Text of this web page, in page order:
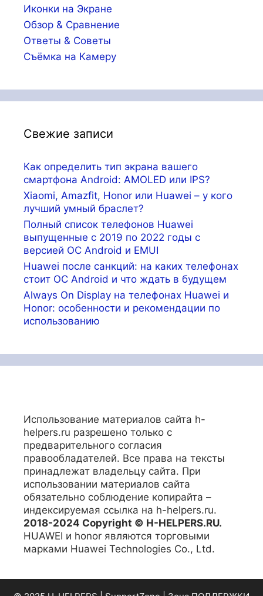
Иконки на Экране
Обзор & Сравнение
Ответы & Советы
Съёмка на Камеру
Свежие записи
Как определить тип экрана вашего
смартфона Android: AMOLED или IPS?
Xiaomi, Amazfit, Honor или Huawei – у кого
лучший умный браслет?
Полный список телефонов Huawei
выпущенные с 2019 по 2022 годы с
версией ОС Android и EMUI
Huawei после санкций: на каких телефонах
стоит ОС Android и что ждать в будущем
Always On Display на телефонах Huawei и
Honor: особенности и рекомендации по
использованию
Использование материалов сайта h-
helpers.ru разрешено только с
предварительного согласия
правообладателей. Все права на тексты
принадлежат владельцу сайта. При
использовании материалов сайта
обязательно соблюдение копирайта –
индексируемая ссылка на h-helpers.ru.
2018-2024 Copyright © H-HELPERS.RU.
HUAWEI и honor являются торговыми
марками Huawei Technologies Co., Ltd.